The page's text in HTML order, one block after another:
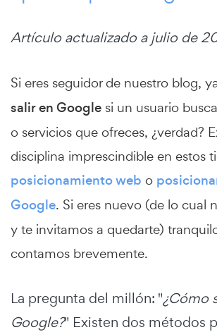
Artículo actualizado a julio de
Si eres seguidor de nuestro blog,
salir en Google si un usuario
o servicios que ofreces, ¿verdad?
disciplina imprescindible en estos
posicionamiento web o
Google. Si eres nuevo (de lo cual
y te invitamos a quedarte)
contamos brevemente.
La pregunta del millón: "¿Cómo
Google?" Existen dos métodos